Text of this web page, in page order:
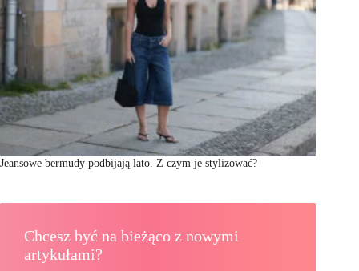
Jeansowe bermudy podbijają lato. Z czym je stylizować?
Chcesz być na bieżąco z nowymi
artykułami?